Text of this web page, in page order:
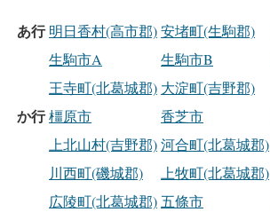
あ行 明日香村(高市郡)安堵町(生駒郡)
生駒市A
生駒市B
王寺町(北葛城郡) 大淀町(吉野郡)
か行橿原市 香芝市
上北山村(吉野郡)河合町(北葛城郡)
川西町(磯城郡)
上牧町(北葛城郡)
広陵町(北葛城郡)五條市